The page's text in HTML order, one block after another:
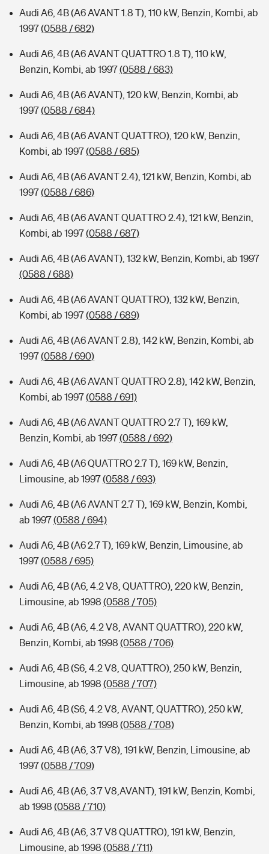
Audi A6, 4B (A6 AVANT 1.8 T), 110 kW, Benzin, Kombi, ab
1997(0588 / 682)
Audi A6, 4B (A6 AVANT QUATTRO 1.8 T), 110 kW,
Benzin, Kombi, ab 1997(0588 / 683)
Audi A6, 4B (A6 AVANT), 120 kW, Benzin, Kombi, ab
1997(0588 / 684)
Audi A6, 4B (A6 AVANT QUATTRO), 120 kW, Benzin,
Kombi, ab 1997(0588 / 685)
Audi A6, 4B (A6 AVANT 2.4), 121 kW, Benzin, Kombi, ab
1997(0588 / 686)
Audi A6, 4B (A6 AVANT QUATTRO 2.4), 121 kW, Benzin,
Kombi, ab 1997(0588 / 687)
Audi A6, 4B (A6 AVANT), 132 kW, Benzin, Kombi, ab 1997
(0588 / 688)
Audi A6, 4B (A6 AVANT QUATTRO), 132 kW, Benzin,
Kombi, ab 1997(0588 / 689)
Audi A6, 4B (A6 AVANT 2.8), 142 kW, Benzin, Kombi, ab
1997(0588 / 690)
Audi A6, 4B (A6 AVANT QUATTRO 2.8), 142 kW, Benzin,
Kombi, ab 1997(0588 / 691)
Audi A6, 4B (A6 AVANT QUATTRO 2.7 T), 169 kW,
Benzin, Kombi, ab 1997(0588 / 692)
Audi A6, 4B (A6 QUATTRO 2.7 T), 169 kW, Benzin,
Limousine, ab 1997(0588 / 693)
Audi A6, 4B (A6 AVANT 2.7 T), 169 kW, Benzin, Kombi,
ab 1997(0588 / 694)
Audi A6, 4B (A6 2.7 T), 169 kW, Benzin, Limousine, ab
1997(0588 / 695)
Audi A6, 4B (A6, 4.2 V8, QUATTRO), 220 kW, Benzin,
Limousine, ab 1998 (0588 / 705)
Audi A6, 4B (A6, 4.2 V8, AVANT QUATTRO), 220 kW,
Benzin, Kombi, ab 1998 (0588 / 706)
Audi A6, 4B (S6, 4.2 V8, QUATTRO), 250 kW, Benzin,
Limousine, ab 1998 (0588 / 707)
Audi A6, 4B (S6, 4.2 V8, AVANT, QUATTRO), 250 kW,
Benzin, Kombi, ab 1998 (0588 / 708)
Audi A6, 4B (A6, 3.7 V8), 191 kW, Benzin, Limousine, ab
1997(0588 / 709)
Audi A6, 4B (A6, 3.7 V8,AVANT), 191 kW, Benzin, Kombi,
ab 1998 (0588 / 710)
Audi A6, 4B (A6, 3.7 V8 QUATTRO), 191 kW, Benzin,
Limousine, ab 1998 (0588 / 711)